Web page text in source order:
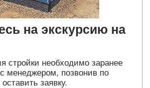
на экскурсию на
стройки необходимо заранее
менеджером, позвонив по
заявку.